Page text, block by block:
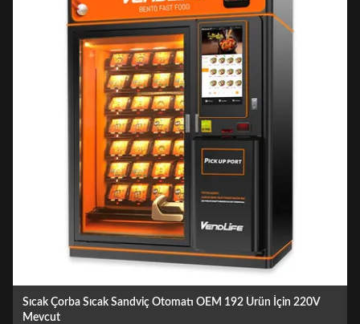
4KW sıcak yiyecek satış makinesi, MDB öğle yemeği kutusu satış
makinesi